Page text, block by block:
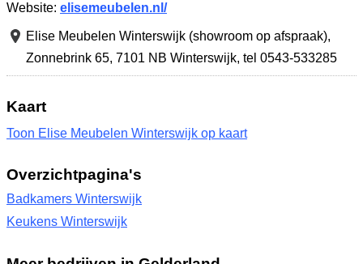
Website: elisemeubelen.nl/
Elise Meubelen Winterswijk (showroom op afspraak),
Zonnebrink 65, 7101 NB Winterswijk, tel 0543-533285
Kaart
Toon Elise Meubelen Winterswijk op kaart
Overzichtpagina's
Badkamers Winterswijk
Keukens Winterswijk